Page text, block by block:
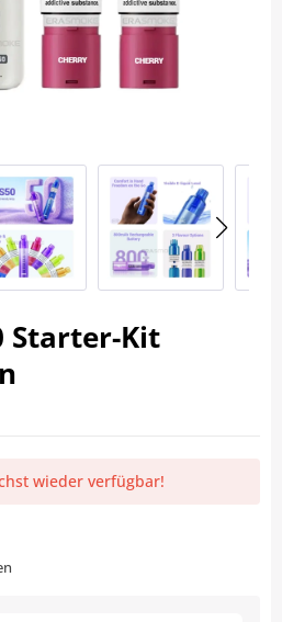
Starter-Kit
wieder verfügbar!